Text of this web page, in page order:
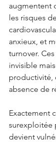
augmentent
les risques
anxieux, et
turnover.
invisible
productivité,
absence de
Exactement
surexploitée
devient